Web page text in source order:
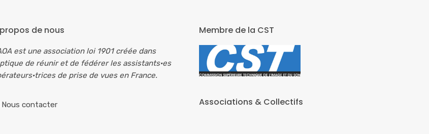
de nous
est une association loi 1901 créée dans
de réunir et de fédérer les assistants·es
de prise de vues en France.
Nous contacter
Membre de la CST
Associations & Collectifs